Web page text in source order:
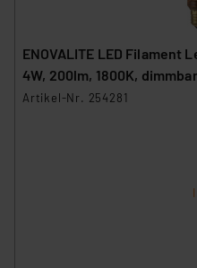
ENOVALITE LED Filament
4W, 200lm, 1800K, dimmbar
Artikel-Nr. 254281